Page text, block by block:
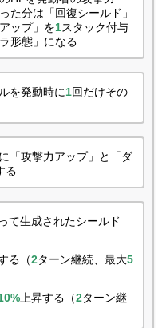
た分は「回復シールド」
ップ」を1スタック付与
形態」になる
を発動時に1回だけその
「攻撃力アップ」と「ダ
る
て生成されたシールド
る（2ターン継続、最大5
上昇する（2ターン継